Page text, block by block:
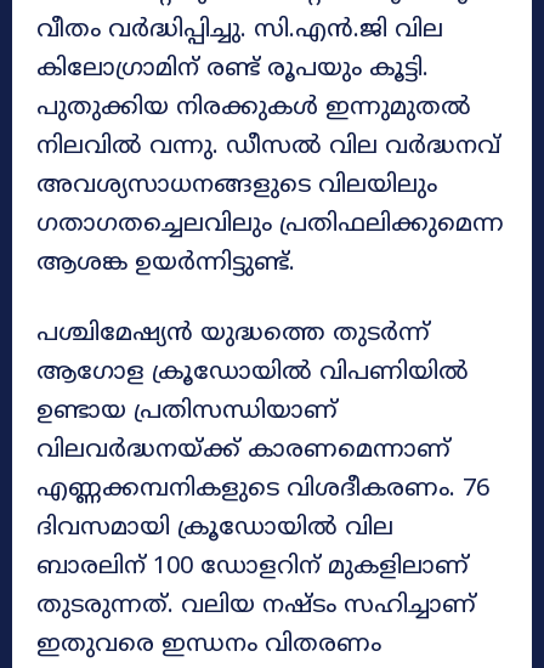
വീതം വർദ്ധിപ്പിച്ചു. സി.എൻ.ജി വില
കിലോഗ്രാമിന് രണ്ട് രൂപയും കൂട്ടി.
പുതുക്കിയ നിരക്കുകൾ ഇന്നുമുതൽ
നിലവിൽ വന്നു. ഡീസൽ വില വർദ്ധനവ്
അവശ്യസാധനങ്ങളുടെ വിലയിലും
ഗതാഗതച്ചെലവിലും പ്രതിഫലിക്കുമെന്ന
ആശങ്ക ഉയർന്നിട്ടുണ്ട്.
പശ്ചിമേഷ്യൻ യുദ്ധത്തെ തുടർന്ന്
ആഗോള ക്രൂഡോയിൽ വിപണിയിൽ
ഉണ്ടായ പ്രതിസന്ധിയാണ്
വിലവർദ്ധനയ്ക്ക് കാരണമെന്നാണ്
എണ്ണക്കമ്പനികളുടെ വിശദീകരണം. 76
ദിവസമായി ക്രൂഡോയിൽ വില
ബാരലിന് 100 ഡോളറിന് മുകളിലാണ്
തുടരുന്നത്. വലിയ നഷ്ടം സഹിച്ചാണ്
ഇതുവരെ ഇന്ധനം വിതരണം